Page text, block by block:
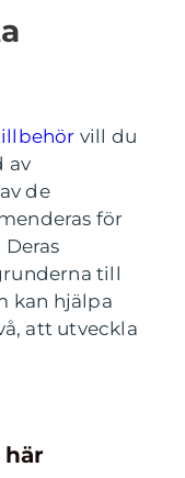
vill du
av
de
för
till
kan hjälpa
att utveckla
här